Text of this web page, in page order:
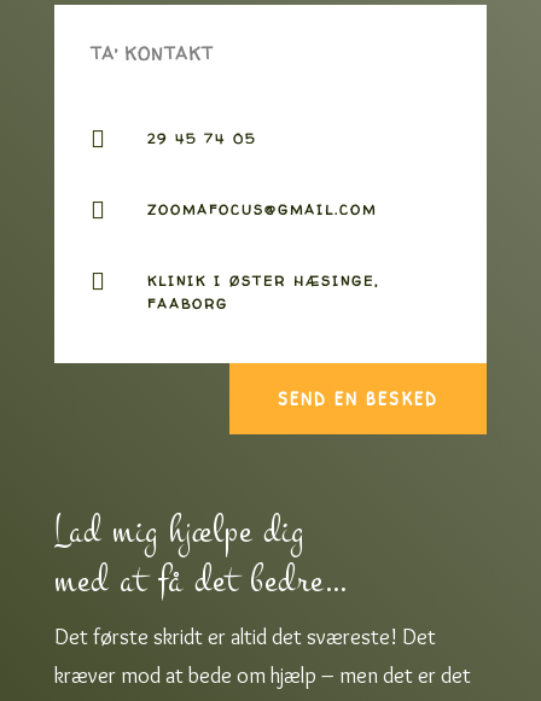
TA’ KONTAKT
 29 45 74 05
 ZOOMAFOCUS@GMAIL.COM

KLINIK I ØSTER HÆSINGE,
FAABORG
SEND EN BESKED
Lad mig hjælpe dig
med at få det bedre…
Det første skridt er altid det sværeste! Det
kræver mod at bede om hjælp – men det er det